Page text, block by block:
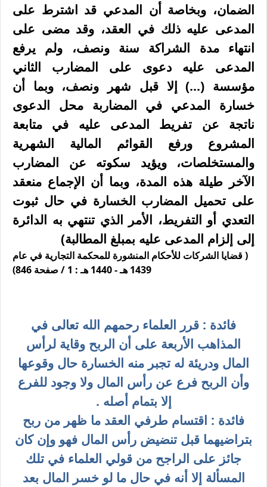
الضمان، وبخاصة أن المدعي قد اشترط على
المدعى عليه ذلك في العقد، وقد مضى على
انتهاء مدة الشراكة سنة ونصف، ولم يرفع
المدعى عليه دعوى على المضارب الثاني
مؤسسة (...) إلا قبل شهر ونصف، وبما أن
خسارة المدعي في المضاربة محل الدعوى
ناتجة عن تفريط المدعى عليه في متابعة
المشروع ورفع القوائم المالية الشهرية
والمستخلصات، ويؤيد سكوته عن المضارب
الآخر طيلة هذه المدة، وبما أن الإجماع منعقد
على تحميل المضارب الخسارة في حال ثبوت
التعدي أو التفريط، الأمر الذي تنتهي به الدائرة
إلى إلزام المدعى عليه بمبلغ المطالبة)
( قضايا الشركات للأحكام المنشورة للمحكمة التجارية في عام
1439 هـ - 1440 هـ : 1 / صفحة 846)
فائدة : قرر العلماء رحمهم الله تعالى في
المذاهب الأربعة على أن الربح وقاية لرأس
المال ودريئة له تجبر منه الخسارة حال وقوعها
وأن الربح فرع عن رأس المال ولا وجود للفرع
إلا بتمام أصله .
فائدة : اقتسام طرفي العقد ما ظهر من ربح
بتراضيهما قبل تنضيض رأس المال فهو وإن كان
جائز على الراجح من قولي العلماء في تلك
المسألة إلا أنه في حال ما لو خسر المال بعد